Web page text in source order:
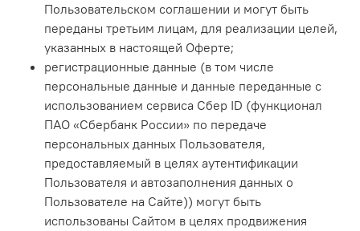
Пользовательском соглашении и могут быть
переданы третьим лицам, для реализации целей,
указанных в настоящей Оферте;
регистрационные данные (в том числе
персональные данные и данные переданные с
использованием сервиса Сбер ID (функционал
ПАО «Сбербанк России» по передаче
персональных данных Пользователя,
предоставляемый в целях аутентификации
Пользователя и автозаполнения данных о
Пользователе на Сайте)) могут быть
использованы Сайтом в целях продвижения